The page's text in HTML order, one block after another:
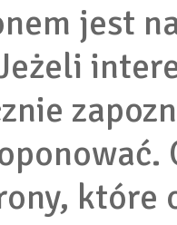
jest
które